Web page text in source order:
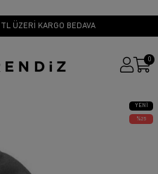
ÜZERİ KARGO BEDAVA
0
YENI
ÜRÜN
25